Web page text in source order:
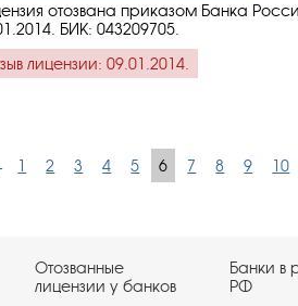
отозвана приказом Банка
БИК: 043209705
лицензии: 09.01.2014.
1 2 3 4 5 6 7 8 9 10
Отозванные
лицензии у банков
Банки в
РФ